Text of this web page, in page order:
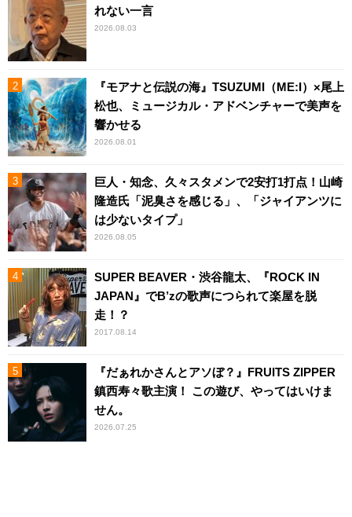
れない一言
2026.08.03
『モアナと伝説の海』TSUZUMI（ME:I）×尾上
松也、ミュージカル・アドベンチャーで美声を
響かせる
2026.08.01
巨人・知念、久々スタメンで2安打1打点！山崎
隆造氏「泥臭さを感じる」、「ジャイアンツに
は少ないタイプ」
2026.08.05
SUPER BEAVER・渋谷龍太、『ROCK IN
JAPAN』でB’zの歌声につられて楽屋を脱
走！？
2017.08.14
『だぁれかさんとアソぼ？』FRUITS ZIPPER
鎮西寿々歌主演！ この遊び、やってはいけま
せん。
2026.07.25